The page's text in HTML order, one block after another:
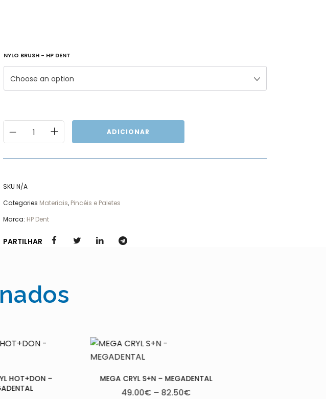
NYLO BRUSH - HP DENT
Choose an option
ADICIONAR
SKU N/A
Categories Materiais, Pincéis e Paletes
Marca: HP Dent
PARTILHAR
S+N – MEGADENTAL
€–
ACRÍLICO TERMOPOLIMERIZÁVEL 1KG
– BMS